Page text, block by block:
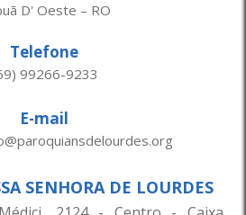
D' Oeste – RO
Telefone
99266-9233
E-mail
SENHORA DE LOURDES